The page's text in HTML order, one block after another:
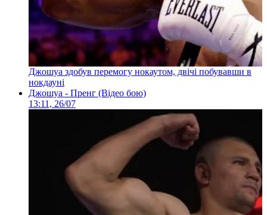
Джошуа здобув перемогу нокаутом, двічі побувавши в
нокдауні
Джошуа - Пренг (Відео бою)
13:11, 26/07